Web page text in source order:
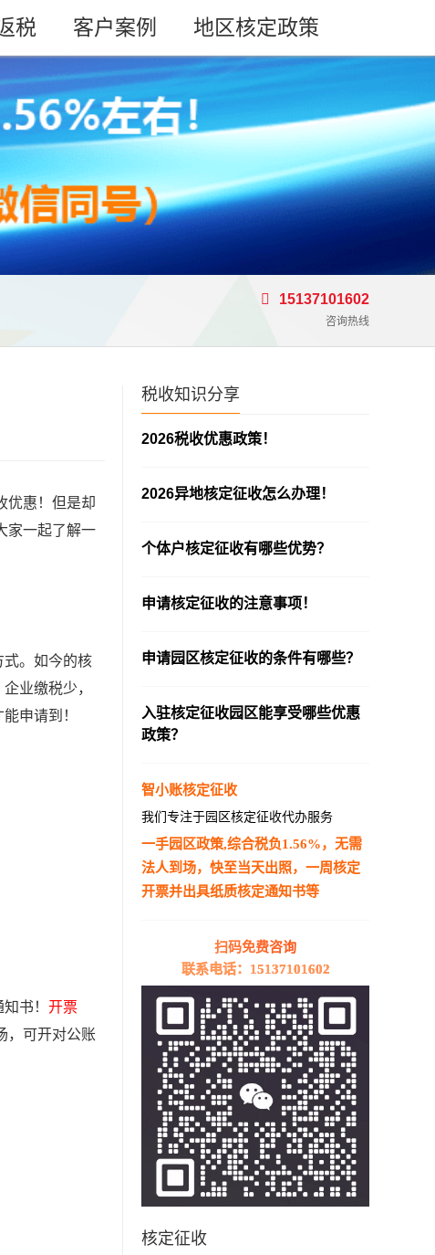
税 客户案例 地区核定政策
15137101602
咨询热线
税收知识分享
2026税收优惠政策！
2026异地核定征收怎么办理！
个体户核定征收有哪些优势？
申请核定征收的注意事项！
申请园区核定征收的条件有哪些？
入驻核定征收园区能享受哪些优惠
政策？
智小账核定征收
我们专注于园区核定征收代办服务
一手园区政策,综合税负1.56%，无需
法人到场，快至当天出照，一周核定
开票并出具纸质核定通知书等
扫码免费咨询
联系电话：15137101602
核定征收
优惠！但是却
家一起了解一
。如今的核
业缴税少，
申请到！
书！ 开票
，可开对公账